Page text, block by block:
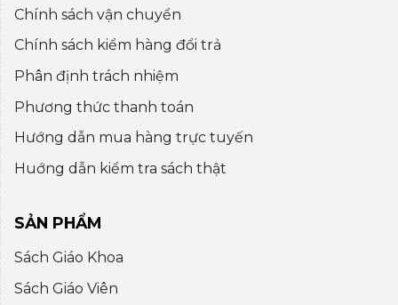
Chính sách vận chuyển
Chính sách kiểm hàng đổi trả
Phân định trách nhiệm
Phương thức thanh toán
Hướng dẫn mua hàng trực tuyến
Huớng dẫn kiểm tra sách thật
SẢN PHẨM
Sách Giáo Khoa
Sách Giáo Viên